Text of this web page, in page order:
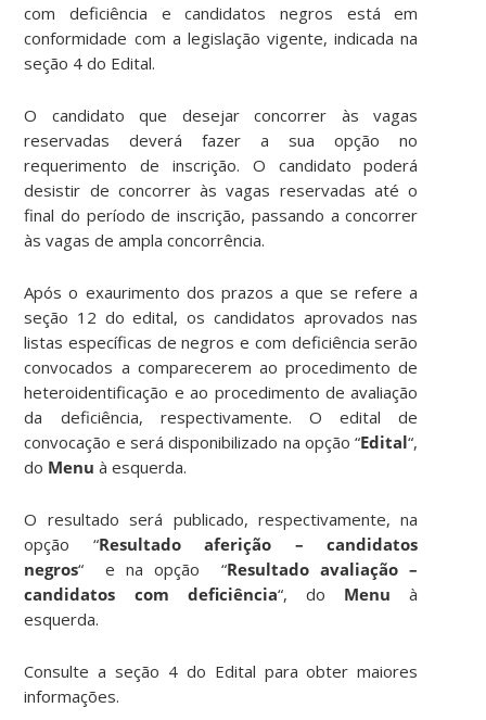
com deficiência e candidatos negros está em
conformidade com a legislação vigente, indicada na
seção 4 do Edital.
O candidato que desejar concorrer às vagas
reservadas deverá fazer a sua opção no
requerimento de inscrição. O candidato poderá
desistir de concorrer às vagas reservadas até o
final do período de inscrição, passando a concorrer
às vagas de ampla concorrência.
Após o exaurimento dos prazos a que se refere a
seção 12 do edital, os candidatos aprovados nas
listas específicas de negros e com deficiência serão
convocados a comparecerem ao procedimento de
heteroidentificação e ao procedimento de avaliação
da deficiência, respectivamente. O edital de
convocação e será disponibilizado na opção “Edital“,
do Menuà esquerda.
O resultado será publicado, respectivamente, na
opção “Resultado aferição – candidatos
negros“ e na opção “Resultado avaliação –
candidatos com deficiência“, do Menuà
esquerda.
Consulte a seção 4 do Edital para obter maiores
informações.